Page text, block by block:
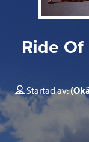
Ride
Startad av: